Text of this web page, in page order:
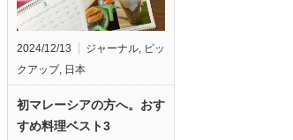
2024/12/13 ジャーナル ピッ
クアップ, 日本
初マレーシアの方へ。おす
すめ料理ベスト3